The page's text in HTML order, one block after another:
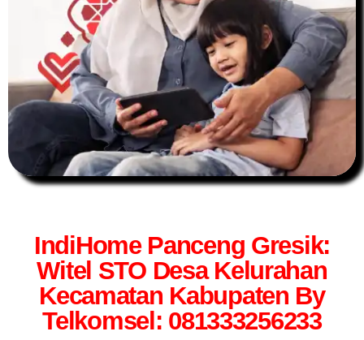
IndiHome Panceng Gresik:
Witel STO Desa Kelurahan
Kecamatan Kabupaten By
Telkomsel: 081333256233